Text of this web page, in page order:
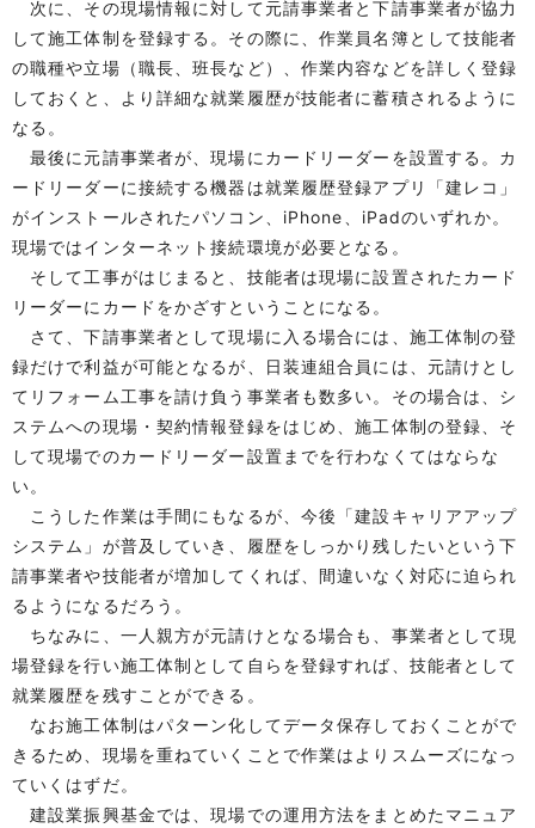
次に、その現場情報に対して元請事業者と下請事業者が協力
して施工体制を登録する。その際に、作業員名簿として技能者
の職種や立場（職長、班長など）、作業内容などを詳しく登録
しておくと、より詳細な就業履歴が技能者に蓄積されるように
なる。
最後に元請事業者が、現場にカードリーダーを設置する。カ
ードリーダーに接続する機器は就業履歴登録アプリ「建レコ」
がインストールされたパソコン、iPhone、iPadのいずれか。
現場ではインターネット接続環境が必要となる。
そして工事がはじまると、技能者は現場に設置されたカード
リーダーにカードをかざすということになる。
さて、下請事業者として現場に入る場合には、施工体制の登
録だけで利益が可能となるが、日装連組合員には、元請けとし
てリフォーム工事を請け負う事業者も数多い。その場合は、シ
ステムへの現場・契約情報登録をはじめ、施工体制の登録、そ
して現場でのカードリーダー設置までを行わなくてはならな
い。
こうした作業は手間にもなるが、今後「建設キャリアアップ
システム」が普及していき、履歴をしっかり残したいという下
請事業者や技能者が増加してくれば、間違いなく対応に迫られ
るようになるだろう。
ちなみに、一人親方が元請けとなる場合も、事業者として現
場登録を行い施工体制として自らを登録すれば、技能者として
就業履歴を残すことができる。
なお施工体制はパターン化してデータ保存しておくことがで
きるため、現場を重ねていくことで作業はよりスムーズになっ
ていくはずだ。
建設業振興基金では、現場での運用方法をまとめたマニュア